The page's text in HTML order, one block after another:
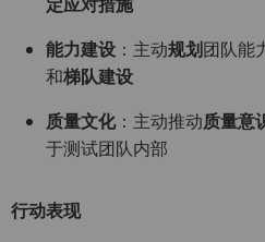
能力建设 ：主动规划团队能
和梯队建设
质量文化：主动推动质量意
于测试团队内部
行动表现